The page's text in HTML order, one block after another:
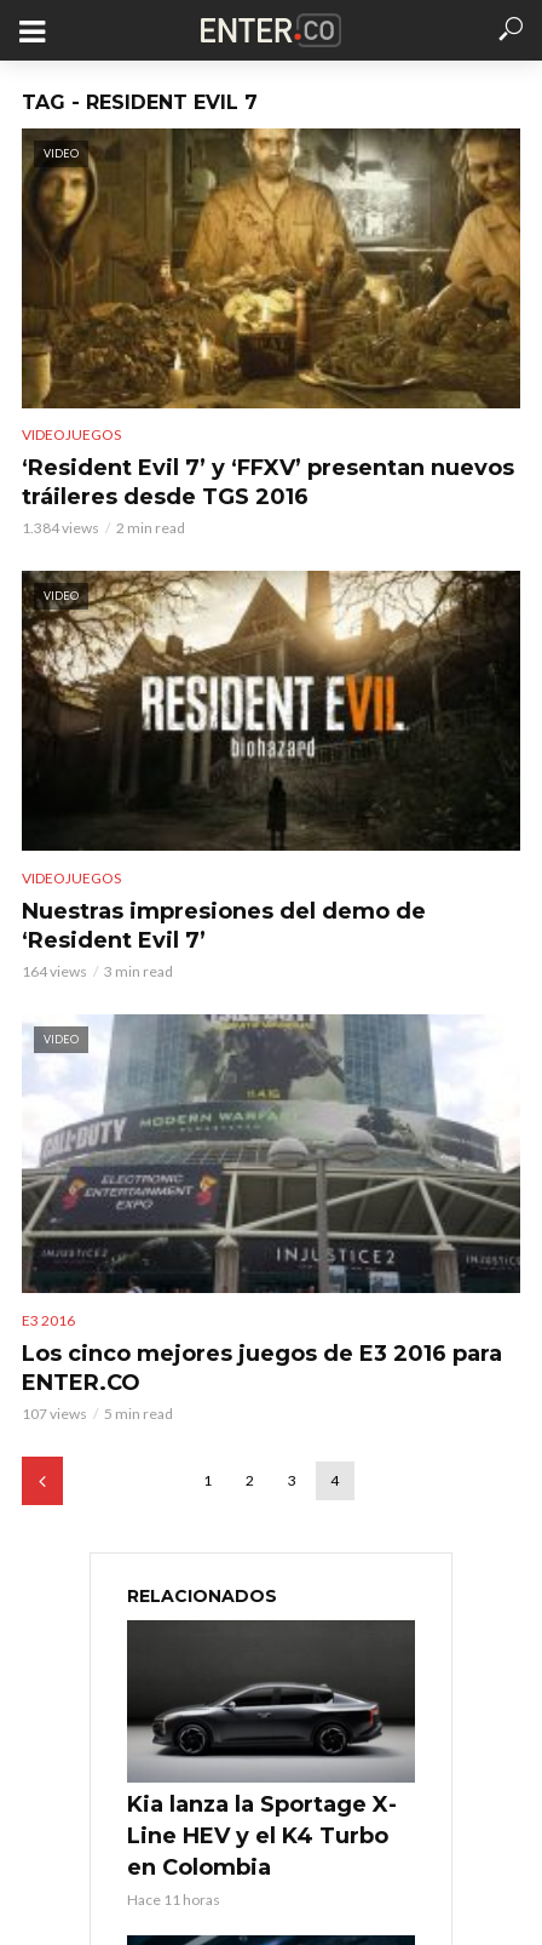
TAG - RESIDENT EVIL 7
VIDEO
VIDEOJUEGOS
‘Resident Evil 7’ y ‘FFXV’ presentan nuevos
tráileres desde TGS 2016
1.384 views 2 min read
VIDEO
VIDEOJUEGOS
Nuestras impresiones del demo de
‘Resident Evil 7’
164 views 3 min read
VIDEO
E3 2016
Los cinco mejores juegos de E3 2016 para
ENTER.CO
107 views 5 min read
1 2 3 4
RELACIONADOS
Kia lanza la Sportage X-
Line HEV y el K4 Turbo
en Colombia
Hace 11 horas